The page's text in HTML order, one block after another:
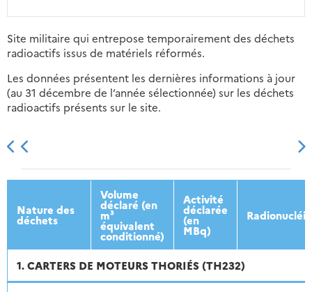
Site militaire qui entrepose temporairement des déchets
radioactifs issus de matériels réformés.
Les données présentent les dernières informations à jour
(au 31 décembre de l’année sélectionnée) sur les déchets
radioactifs présents sur le site.
2013 2014 2015 2016
Nature des
déchets
Volume
déclaré (en
m³
équivalent
conditionné)
Activité
déclarée
(en
MBq)
1. CARTERS DE MOTEURS THORIÉS (TH232)